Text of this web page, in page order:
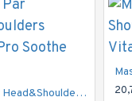
Balsam Par Head&Shoulders Derma X Pro Soothe 220ML